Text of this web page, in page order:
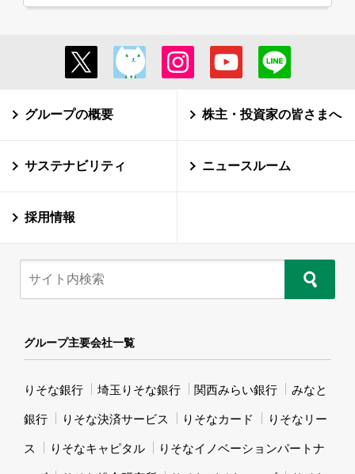
グループの概要 株主・投資家の皆さまへ
サステナビリティ ニュースルーム
採用情報
グループ主要会社一覧
りそな銀行 埼玉りそな銀行 関西みらい銀行 みなと
銀行 りそな決済サービス りそなカード りそなリー
ス りそなキャピタル りそなイノベーションパートナ